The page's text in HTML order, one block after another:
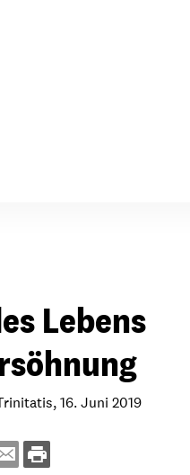
Lebens
16. Juni 2019